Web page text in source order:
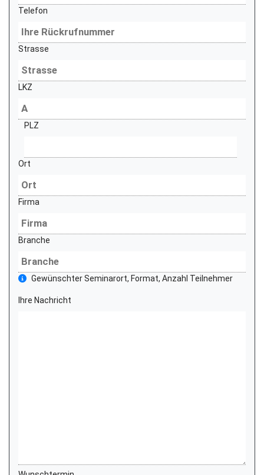
Telefon
Strasse
LKZ
PLZ
Ort
Firma
Branche
Gewünschter Seminarort, Format, Anzahl Teilnehmer
Ihre Nachricht